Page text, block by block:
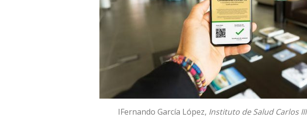
IFernando García López, Instituto de Salud Carlos III